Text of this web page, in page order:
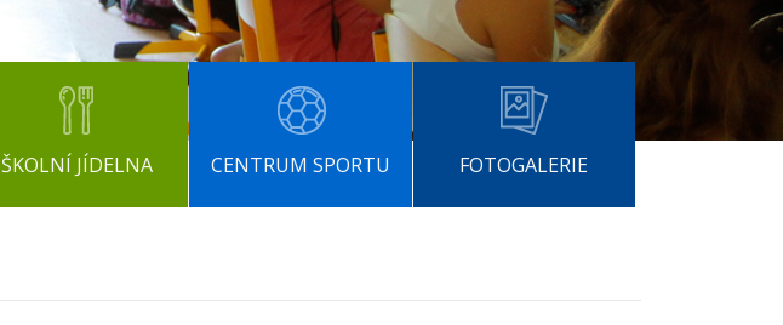
ŠKOLNÍ JÍDELNA CENTRUM SPORTU FOTOGALERIE